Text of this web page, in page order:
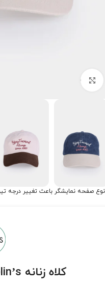
برای بزرگنمایی کلیک کنید
نوع صفحه نمایشگر باعث تغییر درجه
کلاه زنانه Colin’s کد CL1079236